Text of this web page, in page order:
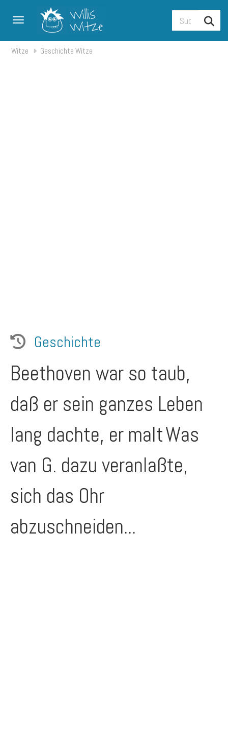
Toggle navigation
Witze Geschichte Witze
Geschichte
Beethoven war so taub,
daß er sein ganzes Leben
lang dachte, er maltWas
van G. dazu veranlaßte,
sich das Ohr
abzuschneiden...